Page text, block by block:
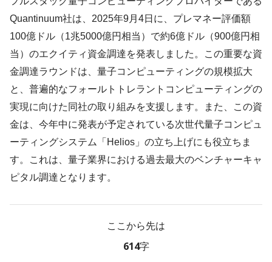
Quantinuum社は、2025年9月4日に、プレマネー評価額
100億ドル（1兆5000億円相当）で約6億ドル（900億円相
当）のエクイティ資金調達を発表しました。この重要な資
金調達ラウンドは、量子コンピューティングの規模拡大
と、普遍的なフォールトトレラントコンピューティングの
実現に向けた同社の取り組みを支援します。また、この資
金は、今年中に発表が予定されている次世代量子コンピュ
ーティングシステム「Helios」の立ち上げにも役立ちま
す。これは、量子業界における過去最大のベンチャーキャ
ピタル調達となります。
ここから先は
614字